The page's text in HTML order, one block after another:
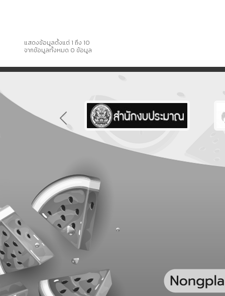
แสดงข้อมูลตั้งแต่ 1 ถึง 10
จากข้อมูลทั้งหมด 0 ข้อมูล
Previous